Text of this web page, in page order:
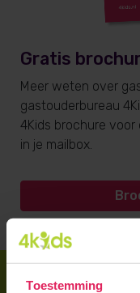
Toestemming
Gratis
Meer weten over
gastouderbureau
4Kids brochure
in je mailbox.
Direct regelen